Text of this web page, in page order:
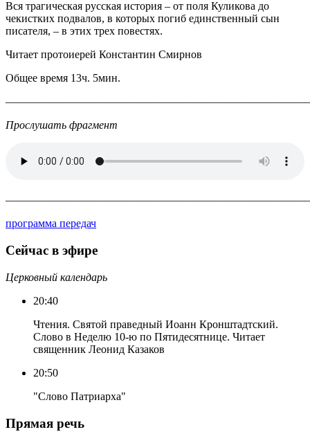
Вся трагическая русская история – от поля Куликова до
чекистких подвалов, в которых погиб единственный сын
писателя, – в этих трех повестях.
Читает протоиерей Константин Смирнов
Общее время 13ч. 5мин.
Прослушать фрагмент
программа передач
Сейчас в эфире
Церковный календарь
20:40
Чтения. Святой праведный Иоанн Кронштадтский.
Слово в Неделю 10-ю по Пятидесятнице. Читает
священник Леонид Казаков
20:50
"Слово Патриарха"
Прямая речь